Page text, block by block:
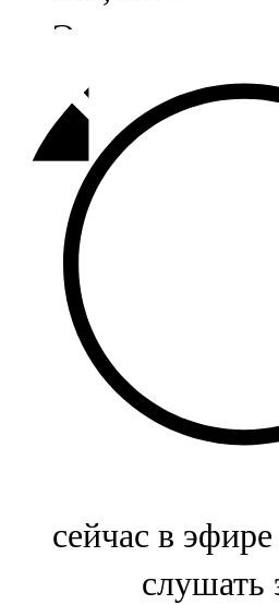
Әлмәт
92,9 FM
Базарлы матак
107,1 FM
Балык бистәсе
104,9 FM
Баулы
107,5 FM
Биләр
Болгар
сейчас в эфире
слушать